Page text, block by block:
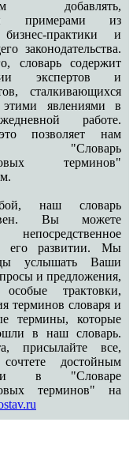
добавлять,
примерами из
практики и
законодательства.
словарь содержит
экспертов и
сталкивающихся
явлениями в
работе.
позволяет нам
"Словарь
терминов"
наш словарь
Вы можете
его развитии. Мы
услышать Ваши
и предложения,
трактовки,
терминов словаря и
термины, которые
в наш словарь.
присылайте все,
достойным
в "Словаре
терминов" на